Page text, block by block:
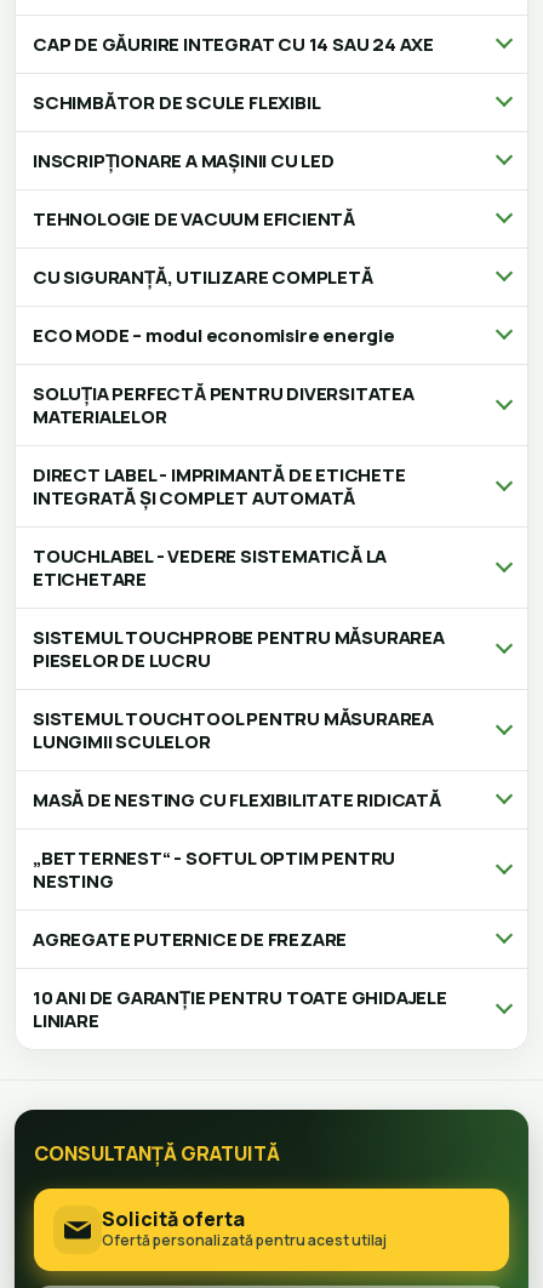
CAP DE GĂURIRE INTEGRAT CU 14 SAU 24 AXE
SCHIMBĂTOR DE SCULE FLEXIBIL
INSCRIPȚIONARE A MAȘINII CU LED
TEHNOLOGIE DE VACUUM EFICIENTĂ
CU SIGURANȚĂ, UTILIZARE COMPLETĂ
ECO MODE – modul economisire energie
SOLUȚIA PERFECTĂ PENTRU DIVERSITATEA
MATERIALELOR
DIRECT LABEL - IMPRIMANTĂ DE ETICHETE
INTEGRATĂ ȘI COMPLET AUTOMATĂ
TOUCHLABEL - VEDERE SISTEMATICĂ LA
ETICHETARE
SISTEMUL TOUCHPROBE PENTRU MĂSURAREA
PIESELOR DE LUCRU
SISTEMUL TOUCHTOOL PENTRU MĂSURAREA
LUNGIMII SCULELOR
MASĂ DE NESTING CU FLEXIBILITATE RIDICATĂ
„BETTERNEST“ - SOFTUL OPTIM PENTRU
NESTING
AGREGATE PUTERNICE DE FREZARE
10 ANI DE GARANȚIE PENTRU TOATE GHIDAJELE
LINIARE
CONSULTANȚĂ GRATUITĂ
Solicită oferta
Ofertă personalizată pentru acest utilaj